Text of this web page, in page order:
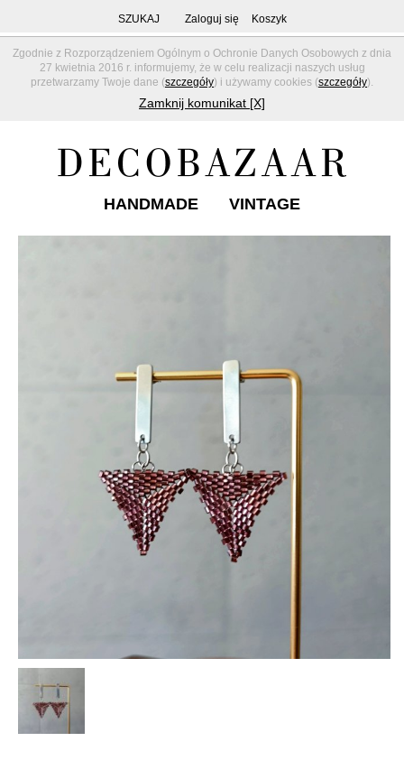
Zgodnie z Rozporządzeniem Ogólnym o Ochronie Danych Osobowych z dnia
27 kwietnia 2016 r. informujemy, że w celu realizacji naszych usług
przetwarzamy Twoje dane (szczegóły) i używamy cookies (szczegóły).
Zamknij komunikat [X]
SZUKAJ Zaloguj się Koszyk
HANDMADE VINTAGE